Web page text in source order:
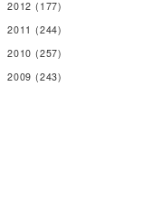
2012 (177)
2011 (244)
2010 (257)
2009 (243)